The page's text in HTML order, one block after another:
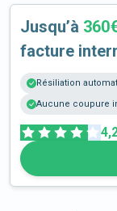
Jusqu’à
facture
Résiliation
Aucune coupure